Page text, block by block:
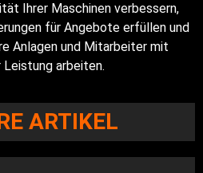
Ihrer Maschinen verbessern,
für Angebote erfüllen und
Anlagen und Mitarbeiter mit
Leistung arbeiten.
ARTIKEL